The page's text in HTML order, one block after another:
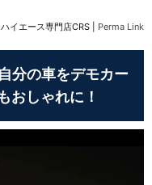
ハイエース専門店CRS Perma Link
の車をデモカー
しゃれに！